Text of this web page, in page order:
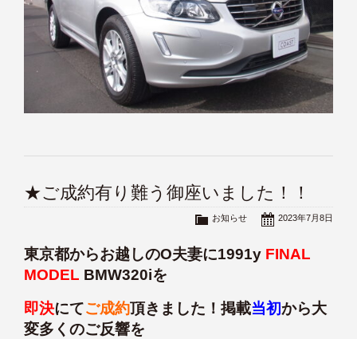
★ご成約有り難う御座いました！！
2023年7月8日
お知らせ
東京都からお越しのO夫妻に1991y FINAL
MODEL BMW320iを
即決にてご成約頂きました！掲載当初から大
変多くのご反響を